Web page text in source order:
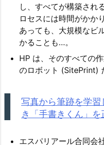
し、すべてが構築され
ロセスには時間がかか
あっても、大規模なビ
かることも…。
HP は、そのすべての
のロボット (SitePrint)
写真から筆跡を学
き「手書きくん」を
エスパリアール合同会